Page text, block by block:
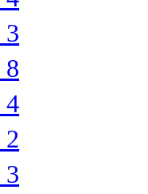
3
8
4
2
3